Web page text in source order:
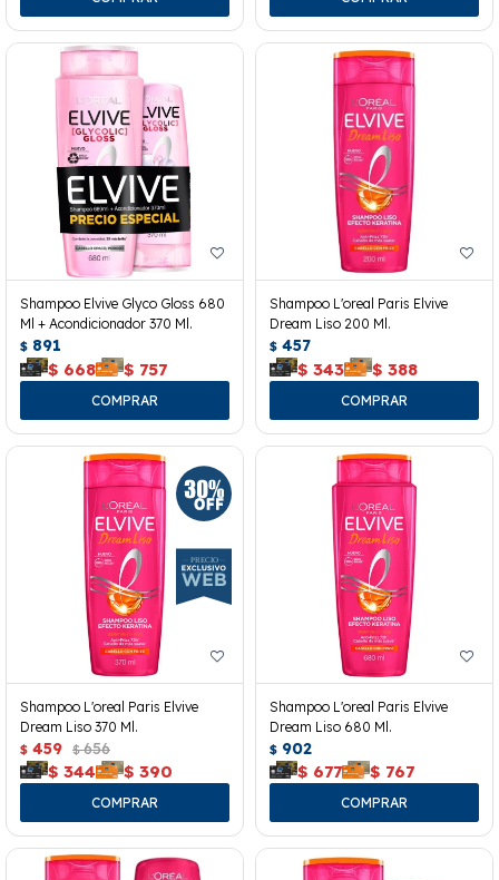
Shampoo Elvive Glyco Gloss 680
Ml + Acondicionador 370 Ml.
$ 891
$ 668 $ 757
Shampoo L'oreal Paris Elvive
Dream Liso 200 Ml.
$ 457
$ 343 $ 388
Shampoo L'oreal Paris Elvive
Dream Liso 370 Ml.
$ 459 $ 656
$ 344 $ 390
Shampoo L'oreal Paris Elvive
Dream Liso 680 Ml.
$ 902
$ 677 $ 767